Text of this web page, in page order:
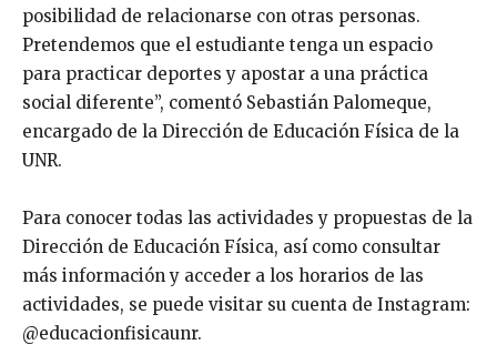
posibilidad de relacionarse con otras personas.
Pretendemos que el estudiante tenga un espacio
para practicar deportes y apostar a una práctica
social diferente”, comentó Sebastián Palomeque,
encargado de la Dirección de Educación Física de la
UNR.
Para conocer todas las actividades y propuestas de la
Dirección de Educación Física, así como consultar
más información y acceder a los horarios de las
actividades, se puede visitar su cuenta de Instagram:
@educacionfisicaunr.